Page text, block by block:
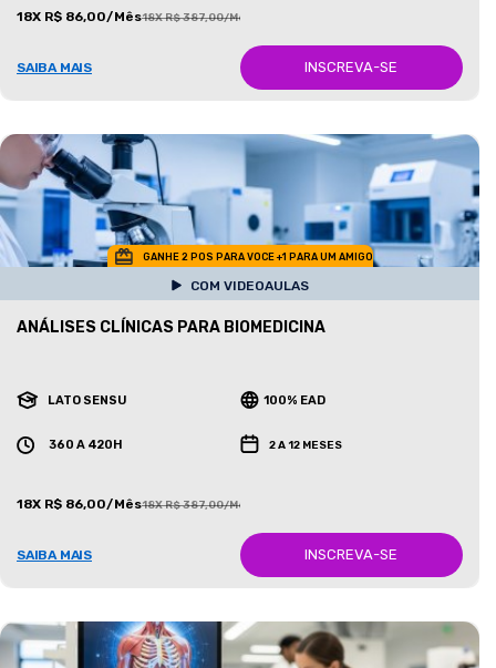
18X R$ 86,00/Mês18X R$ 387,00/Mês
SAIBA MAIS INSCREVA-SE
GANHE 2 POS PARA VOCE +1 PARA UM AMIGO
COM VIDEOAULAS
ANÁLISES CLÍNICAS PARA BIOMEDICINA
LATO SENSU 100% EAD
360 A 420H 2 A 12 MESES
18X R$ 86,00/Mês18X R$ 387,00/Mês
SAIBA MAIS INSCREVA-SE